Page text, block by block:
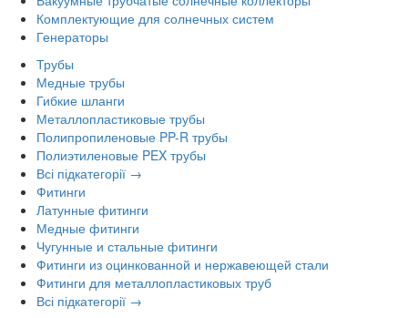
Комплектующие для солнечных систем
Генераторы
Трубы
Медные трубы
Гибкие шланги
Металлопластиковые трубы
Полипропиленовые PP-R трубы
Полиэтиленовые PEX трубы
Всі підкатегорії →
Фитинги
Латунные фитинги
Медные фитинги
Чугунные и стальные фитинги
Фитинги из оцинкованной и нержавеющей стали
Фитинги для металлопластиковых труб
Всі підкатегорії →